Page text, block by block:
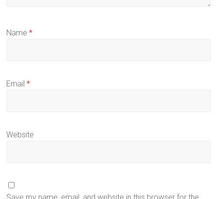
Name*
Email*
Website